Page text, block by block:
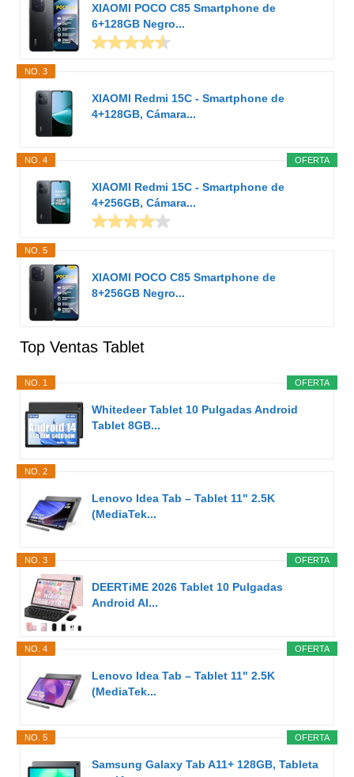
XIAOMI POCO C85 Smartphone de
6+128GB Negro...
NO. 3
XIAOMI Redmi 15C - Smartphone de
4+128GB, Cámara...
OFERTA
NO. 4
XIAOMI Redmi 15C - Smartphone de
4+256GB, Cámara...
NO. 5
XIAOMI POCO C85 Smartphone de
8+256GB Negro...
Top Ventas Tablet
OFERTA
NO. 1
Whitedeer Tablet 10 Pulgadas Android
Tablet 8GB...
NO. 2
Lenovo Idea Tab – Tablet 11" 2.5K
(MediaTek...
OFERTA
NO. 3
DEERTiME 2026 Tablet 10 Pulgadas
Android AI...
OFERTA
NO. 4
Lenovo Idea Tab – Tablet 11" 2.5K
(MediaTek...
OFERTA
NO. 5
Samsung Galaxy Tab A11+ 128GB, Tableta